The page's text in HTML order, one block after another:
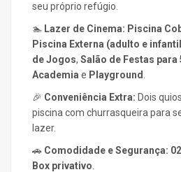
seu próprio refúgio.
🏊 Lazer de Cinema: Piscina
Piscina Externa (adulto e
de Jogos, Salão de Festas para
Academia e Playground
🎉 Conveniência Extra: Dois
piscina com churrasqueira para
lazer.
🚗 Comodidade e Segurança:
Box privativo